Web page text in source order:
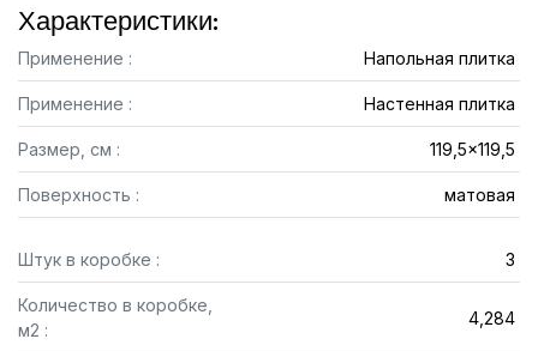
Характеристики:
Применение : Напольная плитка
Применение : Настенная плитка
Размер, см : 119,5x119,5
Поверхность : матовая
Штук в коробке : 3
Количество в коробке,
м2 :
4,284